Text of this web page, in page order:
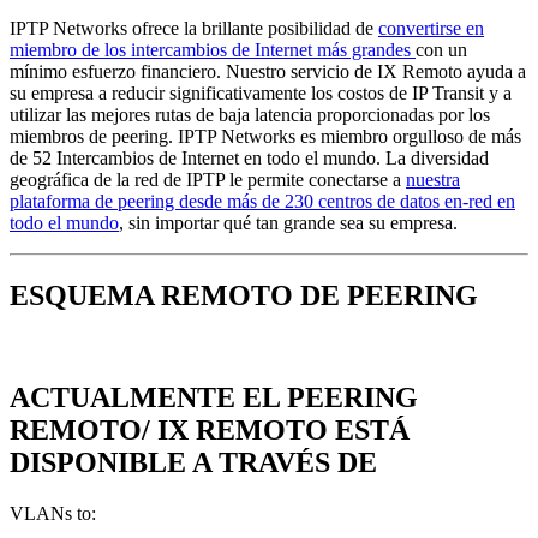
IPTP Networks ofrece la brillante posibilidad de convertirse en
miembro de los intercambios de Internet más grandes con un
mínimo esfuerzo financiero. Nuestro servicio de IX Remoto ayuda a
su empresa a reducir significativamente los costos de IP Transit y a
utilizar las mejores rutas de baja latencia proporcionadas por los
miembros de peering. IPTP Networks es miembro orgulloso de más
de 52 Intercambios de Internet en todo el mundo. La diversidad
geográfica de la red de IPTP le permite conectarse a nuestra
plataforma de peering desde más de 230 centros de datos en-red en
todo el mundo, sin importar qué tan grande sea su empresa.
ESQUEMA REMOTO DE PEERING
ACTUALMENTE EL PEERING
REMOTO/ IX REMOTO ESTÁ
DISPONIBLE A TRAVÉS DE
VLANs to: